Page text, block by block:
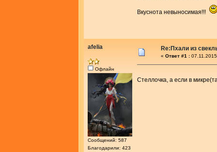
Вкуснота невыносимая!!!
afelia
Офлайн
Сообщений: 587
Благодарили: 423
Re:Пхали из
« Ответ #1 :
Стеллочка, а если в